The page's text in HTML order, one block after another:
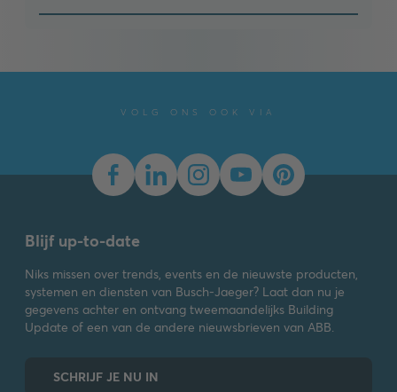
VOLG ONS OOK VIA
Blijf up-to-date
Niks missen over trends, events en de nieuwste producten,
systemen en diensten van Busch-Jaeger? Laat dan nu je
gegevens achter en ontvang tweemaandelijks Building
Update of een van de andere nieuwsbrieven van ABB.
SCHRIJF JE NU IN